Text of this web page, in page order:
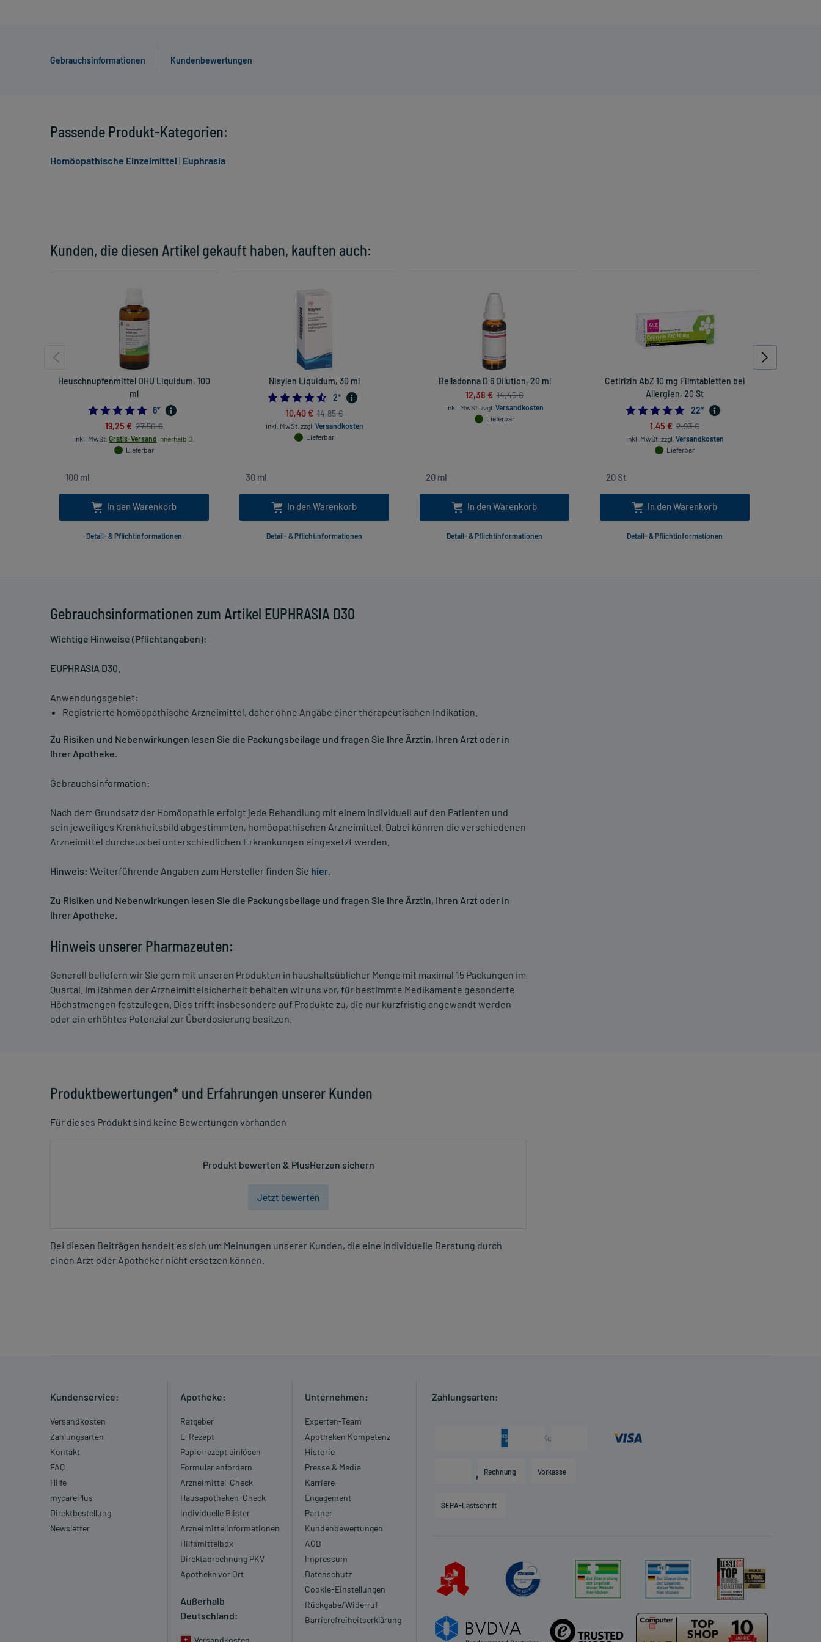
Gebrauchsinformationen Kundenbewertungen
Gebrauchsinformationen zum Artikel EUPHRASIA D30
Wichtige Hinweise (Pflichtangaben):
EUPHRASIA D30
Anwendungsgebiet:
Registrierte homöopathische Arzneimittel, daher ohne Angabe einer therapeutischen Indikation.
Zu Risiken und Nebenwirkungen lesen Sie die Packungsbeilage und fragen Sie Ihre Ärztin, Ihren Arzt oder in
Ihrer Apotheke.
Gebrauchsinformation:
Nach dem Grundsatz der Homöopathie erfolgt jede Behandlung mit einem individuell auf den Patienten und
sein jeweiliges Krankheitsbild abgestimmten, homöopathischen Arzneimittel. Dabei können die verschiedenen
Arzneimittel durchaus bei unterschiedlichen Erkrankungen eingesetzt werden.
Hinweis: Weiterführende Angaben zum Hersteller finden Sie hier
Zu Risiken und Nebenwirkungen lesen Sie die Packungsbeilage und fragen Sie Ihre Ärztin, Ihren Arzt oder in
Ihrer Apotheke.
Hinweis unserer Pharmazeuten:
Generell beliefern wir Sie gern mit unseren Produkten in haushaltsüblicher Menge mit maximal 15 Packungen im
Quartal. Im Rahmen der Arzneimittelsicherheit behalten wir uns vor, für bestimmte Medikamente gesonderte
Höchstmengen festzulegen. Dies trifft insbesondere auf Produkte zu, die nur kurzfristig angewandt werden
oder ein erhöhtes Potenzial zur Überdosierung besitzen.
Produktbewertungen* und Erfahrungen unserer Kunden
Für dieses Produkt sind keine Bewertungen vorhanden
Produkt bewerten & PlusHerzen sichern
Jetzt bewerten
Bei diesen Beiträgen handelt es sich um Meinungen unserer Kunden, die eine individuelle Beratung durch
einen Arzt oder Apotheker nicht ersetzen können.
Kunden, die diesen Artikel gekauft haben, kauften auch:
Heuschnupfenmittel DHU Liquidum, 100
ml
5.0
6*
19,25 € 27,50 €
inkl. MwSt. Gratis-Versand innerhalb D.
Lieferbar
In den Warenkorb
Detail- & Pflichtinformationen
Nisylen Liquidum, 30 ml
4.5
2*
10,40 € 14,85 €
inkl. MwSt. zzgl. Versandkosten
Lieferbar
In den Warenkorb
Detail- & Pflichtinformationen
Belladonna D 6 Dilution, 20 ml
12,38 € 14,45 €
inkl. MwSt. zzgl. Versandkosten
Lieferbar
In den Warenkorb
Detail- & Pflichtinformationen
Cetirizin AbZ 10 mg Filmtabletten bei
Allergien, 20 St
4.954545454545454
22*
1,45 € 2,93 €
inkl. MwSt. zzgl. Versandkosten
Lieferbar
In den Warenkorb
Detail- & Pflichtinformationen
Passende Produkt-Kategorien:
Homöopathische Einzelmittel | Euphrasia
Kundenservice:
Versandkosten
Zahlungsarten
Kontakt
FAQ
Hilfe
mycarePlus
Direktbestellung
Newsletter
Apotheke:
Ratgeber
E-Rezept
Papierrezept einlösen
Formular anfordern
Arzneimittel-Check
Hausapotheken-Check
Individuelle Blister
Arzneimittelinformationen
Hilfsmittelbox
Direktabrechnung PKV
Apotheke vor Ort
Außerhalb
Deutschland:
Unternehmen:
Experten-Team
Apotheken Kompetenz
Historie
Presse & Media
Karriere
Engagement
Partner
Kundenbewertungen
AGB
Impressum
Datenschutz
Cookie-Einstellungen
Rückgabe/Widerruf
Barrierefreiheitserklärung
Zahlungsarten:
Rechnung Vorkasse
SEPA-Lastschrift